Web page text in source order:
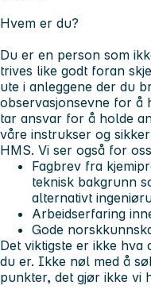
Hvem er du?
Du er en person som
trives like godt foran
ute i anleggene der du
observasjonsevne for å
tar ansvar for å holde
våre instrukser og
HMS. Vi ser også for
Fagbrev fra
teknisk bakgrunn
alternativt
Arbeidserfaring
Gode
Det viktigste er ikke hva
du er. Ikke nøl med å
punkter, det gjør ikke vi